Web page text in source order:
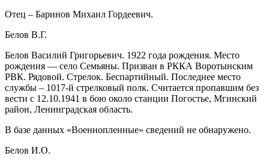
Отец – Баринов Михаил Гордеевич.
Белов В.Г.
Белов Василий Григорьевич. 1922 года рождения. Место
рождения — село Семьяны. Призван в РККА Воротынским
РВК. Рядовой. Стрелок. Беспартийный. Последнее место
службы – 1017-й стрелковый полк. Считается пропавшим без
вести с 12.10.1941 в бою около станции Погостье, Мгинский
район, Ленинградская область.
В базе данных «Военнопленные» сведений не обнаружено.
Белов И.О.